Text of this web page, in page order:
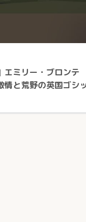
エミリー・ブロンテ
情と荒野の英国ゴシ